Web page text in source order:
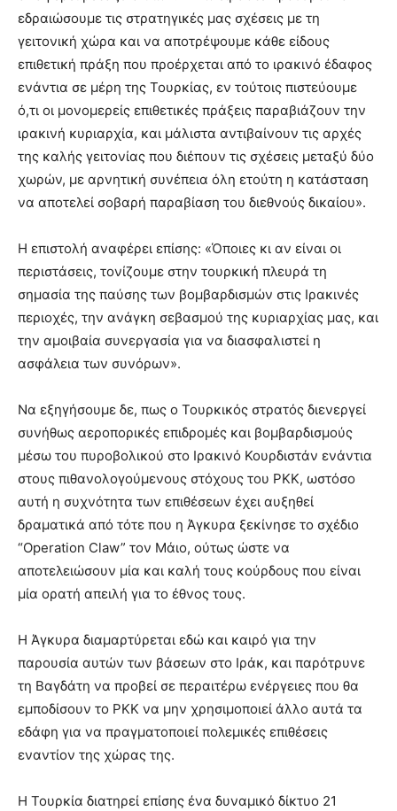
εδραιώσουμε τις στρατηγικές μας σχέσεις με τη
γειτονική χώρα και να αποτρέψουμε κάθε είδους
επιθετική πράξη που προέρχεται από το ιρακινό έδαφος
ενάντια σε μέρη της Τουρκίας, εν τούτοις πιστεύουμε
ό,τι οι μονομερείς επιθετικές πράξεις παραβιάζουν την
ιρακινή κυριαρχία, και μάλιστα αντιβαίνουν τις αρχές
της καλής γειτονίας που διέπουν τις σχέσεις μεταξύ δύο
χωρών, με αρνητική συνέπεια όλη ετούτη η κατάσταση
να αποτελεί σοβαρή παραβίαση του διεθνούς δικαίου».
Η επιστολή αναφέρει επίσης: «Όποιες κι αν είναι οι
περιστάσεις, τονίζουμε στην τουρκική πλευρά τη
σημασία της παύσης των βομβαρδισμών στις Ιρακινές
περιοχές, την ανάγκη σεβασμού της κυριαρχίας μας, και
την αμοιβαία συνεργασία για να διασφαλιστεί η
ασφάλεια των συνόρων».
Να εξηγήσουμε δε, πως ο Τουρκικός στρατός διενεργεί
συνήθως αεροπορικές επιδρομές και βομβαρδισμούς
μέσω του πυροβολικού στο Ιρακινό Κουρδιστάν ενάντια
στους πιθανολογούμενους στόχους του PKK, ωστόσο
αυτή η συχνότητα των επιθέσεων έχει αυξηθεί
δραματικά από τότε που η Άγκυρα ξεκίνησε το σχέδιο
“Operation Claw” τον Μάιο, ούτως ώστε να
αποτελειώσουν μία και καλή τους κούρδους που είναι
μία ορατή απειλή για το έθνος τους.
Η Άγκυρα διαμαρτύρεται εδώ και καιρό για την
παρουσία αυτών των βάσεων στο Ιράκ, και παρότρυνε
τη Βαγδάτη να προβεί σε περαιτέρω ενέργειες που θα
εμποδίσουν το ΡΚΚ να μην χρησιμοποιεί άλλο αυτά τα
εδάφη για να πραγματοποιεί πολεμικές επιθέσεις
εναντίον της χώρας της.
Η Τουρκία διατηρεί επίσης ένα δυναμικό δίκτυο 21